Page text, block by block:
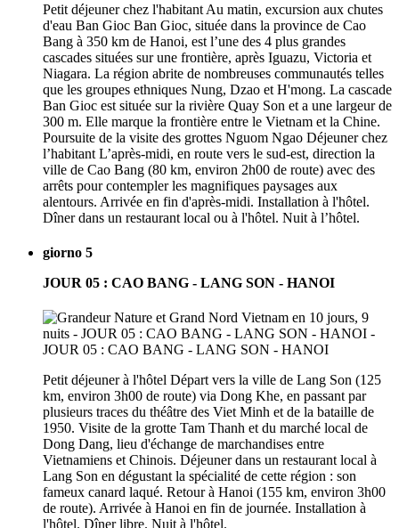
Petit déjeuner chez l'habitant Au matin, excursion aux chutes
d'eau Ban Gioc Ban Gioc, située dans la province de Cao
Bang à 350 km de Hanoi, est l’une des 4 plus grandes
cascades situées sur une frontière, après Iguazu, Victoria et
Niagara. La région abrite de nombreuses communautés telles
que les groupes ethniques Nung, Dzao et H'mong. La cascade
Ban Gioc est située sur la rivière Quay Son et a une largeur de
300 m. Elle marque la frontière entre le Vietnam et la Chine.
Poursuite de la visite des grottes Nguom Ngao Déjeuner chez
l’habitant L’après-midi, en route vers le sud-est, direction la
ville de Cao Bang (80 km, environ 2h00 de route) avec des
arrêts pour contempler les magnifiques paysages aux
alentours. Arrivée en fin d'après-midi. Installation à l'hôtel.
Dîner dans un restaurant local ou à l'hôtel. Nuit à l’hôtel.
giorno 5
JOUR 05 : CAO BANG - LANG SON - HANOI
Petit déjeuner à l'hôtel Départ vers la ville de Lang Son (125
km, environ 3h00 de route) via Dong Khe, en passant par
plusieurs traces du théâtre des Viet Minh et de la bataille de
1950. Visite de la grotte Tam Thanh et du marché local de
Dong Dang, lieu d'échange de marchandises entre
Vietnamiens et Chinois. Déjeuner dans un restaurant local à
Lang Son en dégustant la spécialité de cette région : son
fameux canard laqué. Retour à Hanoi (155 km, environ 3h00
de route). Arrivée à Hanoi en fin de journée. Installation à
l'hôtel. Dîner libre. Nuit à l'hôtel.